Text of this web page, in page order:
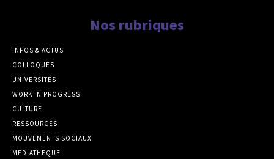
Nos rubriques
INFOS & ACTUS
COLLOQUES
UNIVERSITÉS
WORK IN PROGRESS
CULTURE
RESSOURCES
MOUVEMENTS SOCIAUX
MEDIATHEQUE